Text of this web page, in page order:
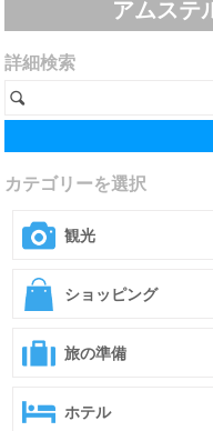
アムステ
詳細検索
カテゴリーを選択
観光
ショッピング
旅の準備
ホテル